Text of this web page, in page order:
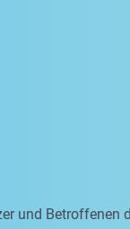
und Betroffenen